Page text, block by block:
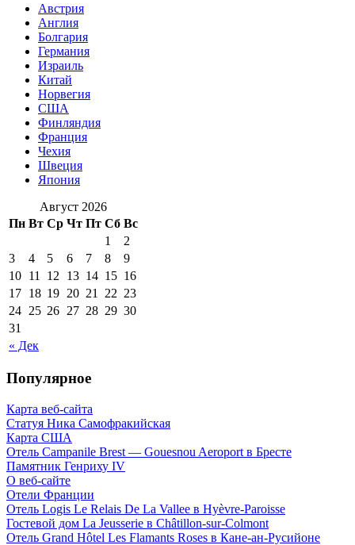
Австрия
Англия
Болгария
Германия
Израиль
Китай
Норвегия
США
Финляндия
Франция
Чехия
Швеция
Япония
Август 2026
Пн Вт Ср Чт Пт Сб Вс
« Дек
1
2
3
4 5 6 7 8
9
10 11 12 13 14 15 16
17 18 19 20 21 22 23
24 25 26 27 28 29 30
31
Популярное
Карта веб-сайта
Статуя Ника Самофракийская
Карта США
Отель Campanile Brest — Gouesnou Aeroport в Бресте
Памятник Генриху IV
О веб-сайте
Отели Франции
Отель Logis Le Relais De La Vallee в Hyèvre-Paroisse
Гостевой дом La Jeusserie в Châtillon-sur-Colmont
Отель Grand Hôtel Les Flamants Roses в Кане-ан-Русийоне